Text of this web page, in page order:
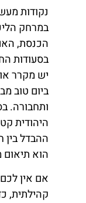
נקודות
במרחק
הכנסת,
בסעודות
יש מקרר
ביום טוב
היהודית
ההבדל בין
הוא תיאום
אם אין
קהילתית,